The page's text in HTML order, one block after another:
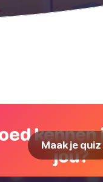
jou?
Maak je quiz